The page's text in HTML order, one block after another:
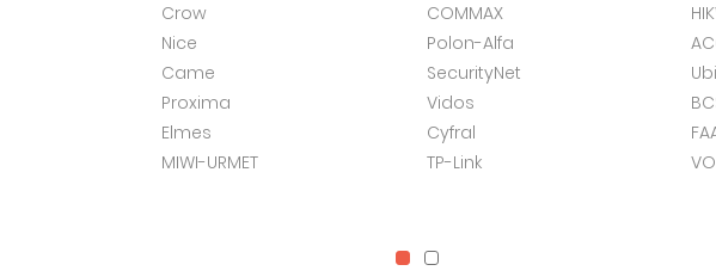
Crow
Nice
Came
Proxima
Elmes
MIWI-URMET
COMMAX
Polon-Alfa
SecurityNet
Vidos
Cyfral
TP-Link